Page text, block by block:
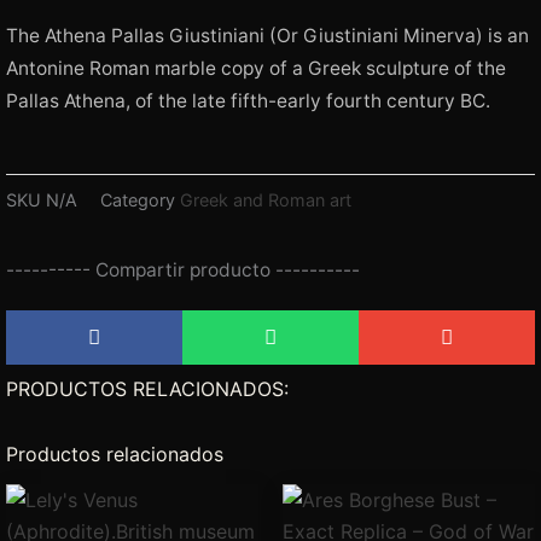
The Athena Pallas Giustiniani (Or Giustiniani Minerva) is an
Antonine Roman marble copy of a Greek sculpture of the
Pallas Athena, of the late fifth-early fourth century BC.
SKU N/A Category Greek and Roman art
---------- Compartir producto ----------
PRODUCTOS RELACIONADOS:
Productos relacionados
precios:
Este
producto
Rango
precios:
Este
producto